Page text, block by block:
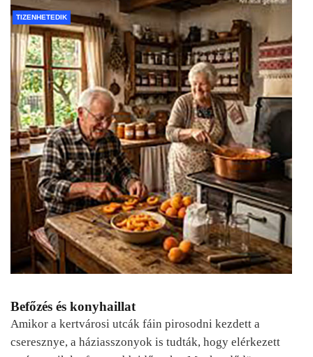
TIZENHETEDIK
Befőzés és konyhaillat
Amikor a kertvárosi utcák fáin pirosodni kezdett a
cseresznye, a háziasszonyok is tudták, hogy elérkezett